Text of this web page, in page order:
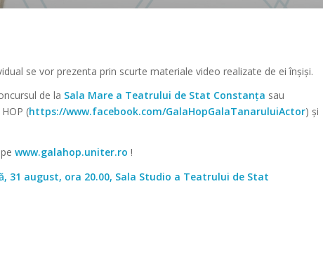
se vor prezenta prin scurte materiale video realizate de ei înșiși.
de la Sala Mare a Teatrului de Stat Constanța sau
(https://www.facebook.com/GalaHopGalaTanaruluiActor) și
www.galahop.uniter.ro !
august, ora 20.00, Sala Studio a Teatrului de Stat